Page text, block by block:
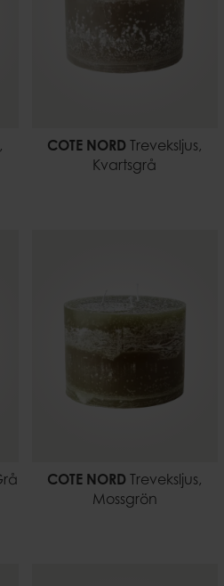
COTE NORD Treveksljus,
Kvartsgrå
COTE NORD Treveksljus,
Mossgrön